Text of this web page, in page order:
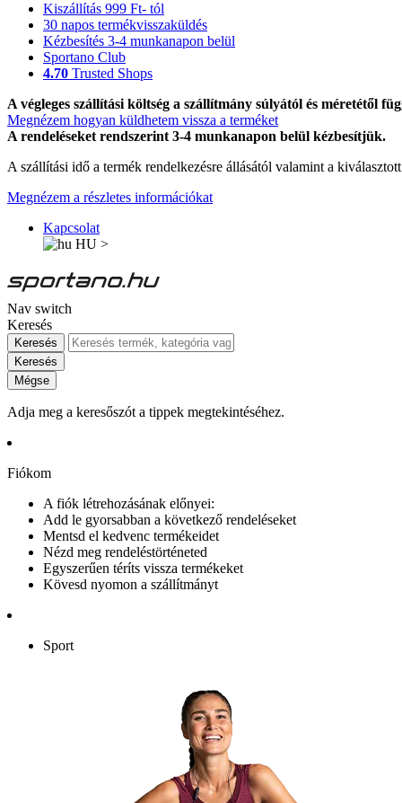
Kiszállítás 999 Ft- tól
30 napos termékvisszaküldés
Kézbesítés 3-4 munkanapon belül
Sportano Club
4.70 Trusted Shops
A végleges szállítási költség a szállítmány súlyától és méretétől
Megnézem hogyan küldhetem vissza a terméket
A rendeléseket rendszerint 3-4 munkanapon belül kézbesítjük.
A szállítási idő a termék rendelkezésre állásától valamint a
Megnézem a részletes információkat
Kapcsolat
HU >
Nav switch
Keresés
Keresés
Keresés
Mégse
Adja meg a keresőszót a tippek megtekintéséhez.
Fiókom
A fiók létrehozásának előnyei:
Add le gyorsabban a következő rendeléseket
Mentsd el kedvenc termékeidet
Nézd meg rendeléstörténeted
Egyszerűen téríts vissza termékeket
Kövesd nyomon a szállítmányt
Sport